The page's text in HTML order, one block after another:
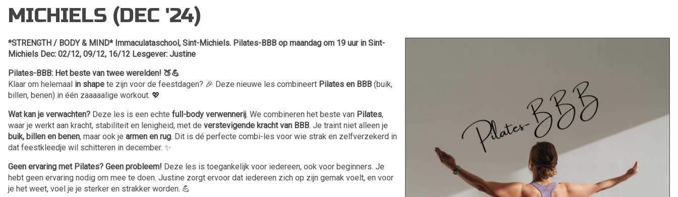
MICHIELS (DEC '24)
*STRENGTH / BODY & MIND* Immaculataschool, Sint-Michiels. Pilates-BBB op maandag om 19 uur in Sint-
Michiels Dec: 02/12, 09/12, 16/12 Lesgever: Justine
Pilates-BBB: Het beste van twee werelden! 🍑💪
Klaar om helemaal in shape te zijn voor de feestdagen? 🎉 Deze nieuwe les combineert Pilates en BBB (buik,
billen, benen) in één zaaaaalige workout. 💖
Wat kan je verwachten? Deze les is een echte full-body verwennerij. We combineren het beste van Pilates,
waar je werkt aan kracht, stabiliteit en lenigheid, met de verstevigende kracht van BBB. Je traint niet alleen je
buik, billen en benen, maar ook je armen en rug. Dit is dé perfecte combi-les voor wie strak en zelfverzekerd in
dat feestkleedje wil schitteren in december. ✨
Geen ervaring met Pilates? Geen probleem! Deze les is toegankelijk voor iedereen, ook voor beginners. Je
hebt geen ervaring nodig om mee te doen. Justine zorgt ervoor dat iedereen zich op zijn gemak voelt, en voor
je het weet, voel je je sterker en strakker worden. 💪